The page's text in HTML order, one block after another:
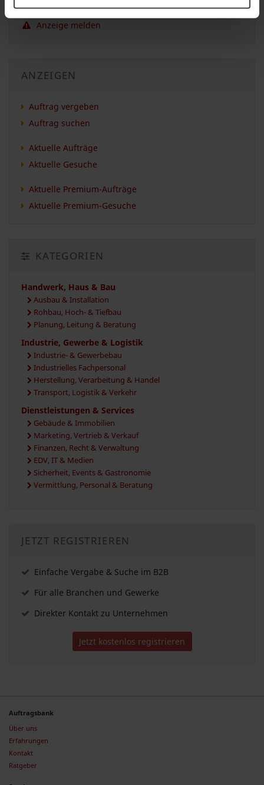
Anzeige melden
ANZEIGEN
Auftrag vergeben
Auftrag suchen
Aktuelle Aufträge
Aktuelle Gesuche
Aktuelle Premium-Aufträge
Aktuelle Premium-Gesuche
KATEGORIEN
Handwerk, Haus & Bau
Ausbau & Installation
Rohbau, Hoch- & Tiefbau
Planung, Leitung & Beratung
Industrie, Gewerbe & Logistik
Industrie- & Gewerbebau
Industrielles Fachpersonal
Herstellung, Verarbeitung & Handel
Transport, Logistik & Verkehr
Dienstleistungen & Services
Gebäude & Immobilien
Marketing, Vertrieb & Verkauf
Finanzen, Recht & Verwaltung
EDV, IT & Medien
Sicherheit, Events & Gastronomie
Vermittlung, Personal & Beratung
JETZT REGISTRIEREN
Einfache Vergabe & Suche im B2B
Für alle Branchen und Gewerke
Direkter Kontakt zu Unternehmen
Jetzt kostenlos registrieren
Auftragsbank
Über uns
Erfahrungen
Kontakt
Ratgeber